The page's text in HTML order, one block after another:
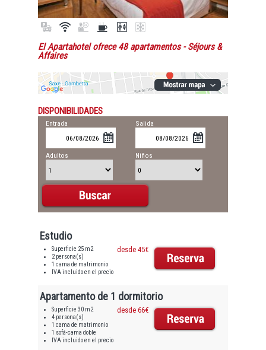
El Apartahotel ofrece 48 apartamentos- Séjours &
Affaires
DISPONIBILIDADES
Entrada Salida
Adultos Niños
Estudio
Superficie 25 m2
2 persona(s)
1 cama de matrimonio
IVA incluido en el precio
desde 45€
Apartamento de 1 dormitorio
Superficie 30 m2
4 persona(s)
1 cama de matrimonio
1 sofá-cama doble
IVA incluido en el precio
desde 66€